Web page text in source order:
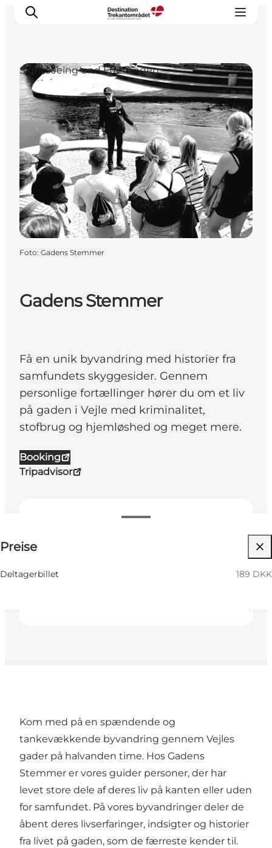
LEGOLAND® Billund Resort
Städte
Erlebnisse
Unterkünfte
Reiseplanung
Tickets
Gadens Stemmer
Få en unik byvandring med historier fra
samfundets skyggesider. Gennem
personlige fortællinger hører du om et liv
på gaden i Vejle med kriminalitet,
stofbrug og hjemløshed og meget mere.
Booking
Tripadvisor
Preise
Deltagerbillet 189 DKK
Freunde, Mein Partner, Mir selbst
Sightseeing und Führungen
Foto: Gadens Stemmer
Kom med på en spændende og
tankevækkende byvandring gennem Vejles
gader på halvanden time. Hos Gadens
Stemmer er vores guider personer, der har
levet store dele af deres liv på kanten eller uden
for samfundet. På vores byvandringer deler de
åbent deres livserfaringer, indsigter og historier
fra livet på gaden, som de færreste kender til.